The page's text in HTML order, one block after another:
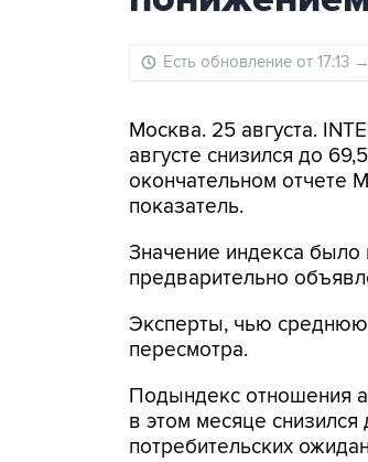
Есть обновление от 17:13 →
Москва. 25 августа.
августе снизился до
окончательном отчете
показатель.
Значение индекса
предварительно
Эксперты, чью среднюю
пересмотра.
Подындекс отношения
в этом месяце снизился
потребительских